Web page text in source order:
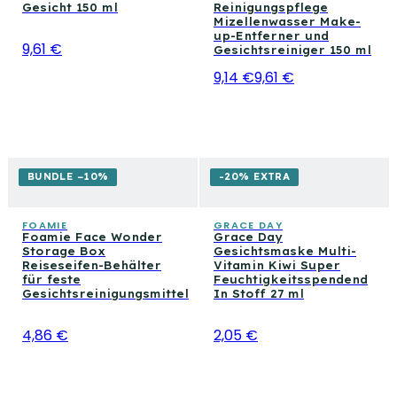
Gesicht 150 ml
9,61 €
Reinigungspflege
Mizellenwasser Make-
up-Entferner und
Gesichtsreiniger 150 ml
9,14 €9,61 €
BUNDLE −10%
FOAMIE
Foamie Face Wonder
Storage Box
Reiseseifen-Behälter
für feste
Gesichtsreinigungsmittel
4,86 €
-20% EXTRA
GRACE DAY
Grace Day
Gesichtsmaske Multi-
Vitamin Kiwi Super
Feuchtigkeitsspendend
In Stoff 27 ml
2,05 €